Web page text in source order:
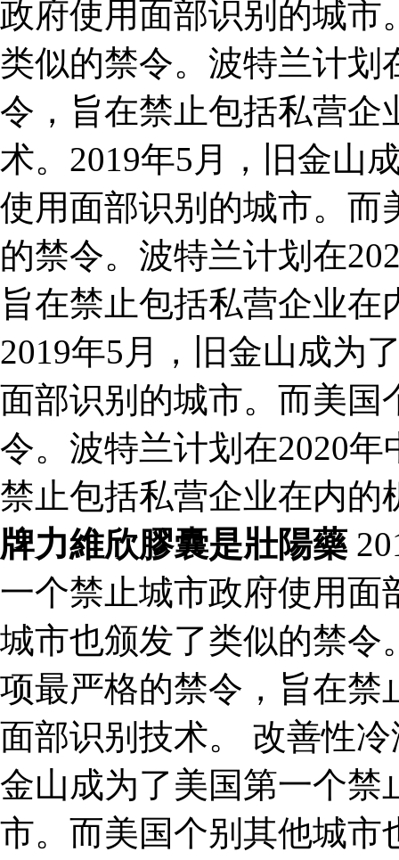
政府使用面部识别的城市
类似的禁令。波特兰计划
令，旨在禁止包括私营企
术。2019年5月，旧金山
使用面部识别的城市。而
的禁令。波特兰计划在
旨在禁止包括私营企业
2019年5月，旧金山成为
面部识别的城市。而美国
令。波特兰计划在2020
禁止包括私营企业在内
牌力維欣膠囊是壯陽藥
一个禁止城市政府使用面
城市也颁发了类似的禁令
项最严格的禁令，旨在禁
面部识别技术。 改善性
金山成为了美国第一个禁
市。而美国个别其他城市